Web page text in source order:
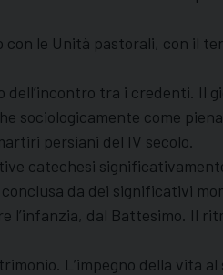
le Unità pastorali, con il
tra i credenti. Il
come
persiani del IV secolo.
catechesi
da dei significativi
dal Battesimo. Il
L’impegno della vita